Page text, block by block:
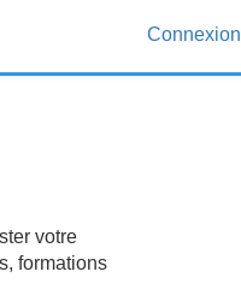
Connexion
votre
formations